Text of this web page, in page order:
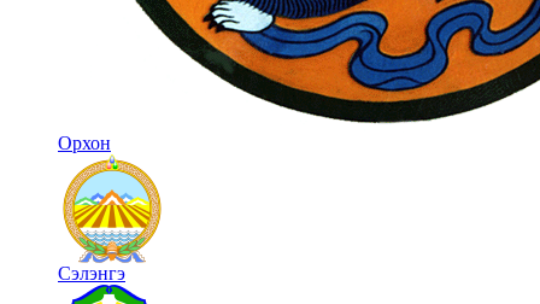
Орхон
Сэлэнгэ